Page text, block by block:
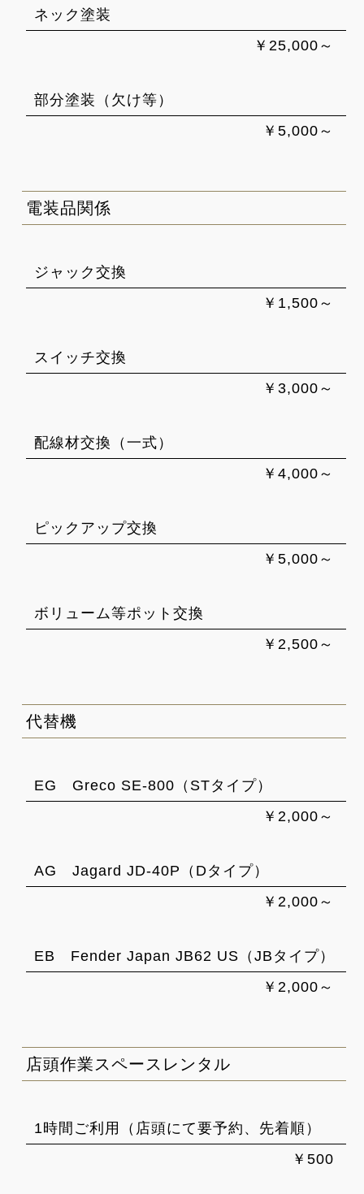
ネック塗装
￥25,000～
部分塗装（欠け等）
￥5,000～
電装品関係
ジャック交換
￥1,500～
スイッチ交換
￥3,000～
配線材交換（一式）
￥4,000～
ピックアップ交換
￥5,000～
ボリューム等ポット交換
￥2,500～
代替機
EG Greco SE-800（STタイプ）
￥2,000～
AG Jagard JD-40P（Dタイプ）
￥2,000～
EB Fender Japan JB62 US（JBタイプ）
￥2,000～
店頭作業スペースレンタル
1時間ご利用（店頭にて要予約、先着順）
￥500